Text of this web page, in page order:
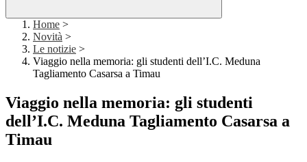
Home >
Novità >
Le notizie >
Viaggio nella memoria: gli studenti dell’I.C. Meduna
Tagliamento Casarsa a Timau
Viaggio nella memoria: gli studenti
dell’I.C. Meduna Tagliamento Casarsa a
Timau